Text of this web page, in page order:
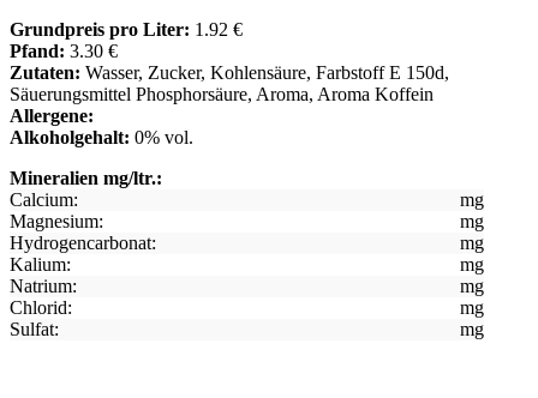
Grundpreis pro Liter: 1.92 €
Pfand: 3.30 €
Zutaten: Wasser, Zucker, Kohlensäure, Farbstoff E 150d,
Säuerungsmittel Phosphorsäure, Aroma, Aroma Koffein
Allergene:
Alkoholgehalt: 0% vol.
Mineralien mg/ltr.:
Calcium:
mg
Magnesium:
mg
Hydrogencarbonat:
mg
Kalium:
mg
Natrium:
mg
Chlorid:
mg
Sulfat:
mg